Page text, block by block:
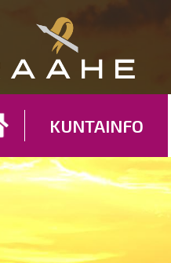
KUNTAINFO